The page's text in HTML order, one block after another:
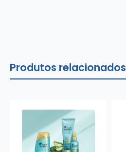
Produtos relacionados